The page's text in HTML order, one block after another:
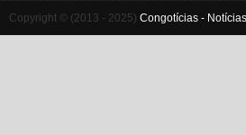
Copyright © (2013 - 2025) Congotícias -